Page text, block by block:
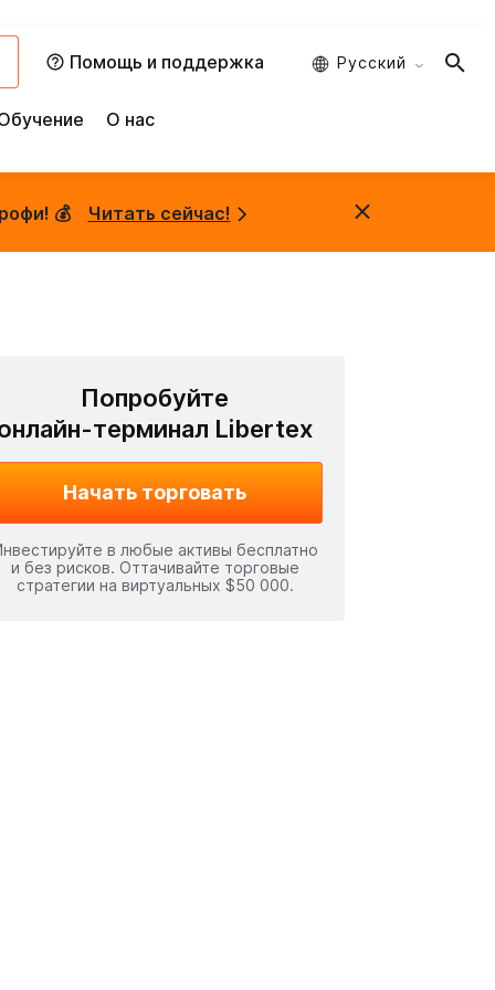
Помощь и поддержка Русский
О нас
💰 Читать сейчас!
Попробуйте
терминал Libertex
Начать торговать
в любые активы бесплатно
и без рисков. Оттачивайте торговые
стратегии на виртуальных $50 000.